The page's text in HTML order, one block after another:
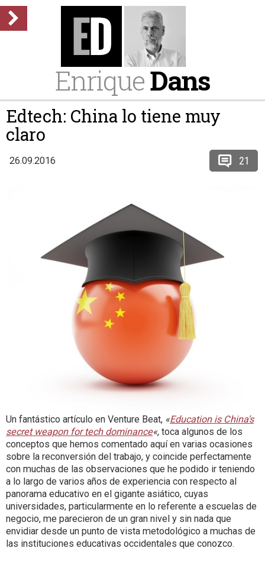
EnriqueDans
Edtech: China lo tiene muy
claro
26.09.2016 21
Un fantástico artículo en Venture Beat, «Education is China’s
secret weapon for tech dominance«, toca algunos de los
conceptos que hemos comentado aquí en varias ocasiones
sobre la reconversión del trabajo, y coincide perfectamente
con muchas de las observaciones que he podido ir teniendo
a lo largo de varios años de experiencia con respecto al
panorama educativo en el gigante asiático, cuyas
universidades, particularmente en lo referente a escuelas de
negocio, me parecieron de un gran nivel y sin nada que
envidiar desde un punto de vista metodológico a muchas de
las instituciones educativas occidentales que conozco.